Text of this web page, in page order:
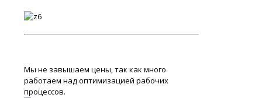
Мы не завышаем цены, так как много
работаем над оптимизацией рабочих
процессов.